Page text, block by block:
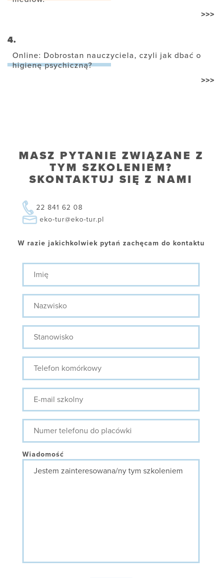
>>>
4.
Online: Dobrostan nauczyciela, czyli jak dbać o
higienę psychiczną?
>>>
MASZ PYTANIE ZWIĄZANE Z
TYM SZKOLENIEM?
SKONTAKTUJ SIĘ Z NAMI
22 841 62 08
eko-tur@eko-tur.pl
W razie jakichkolwiek pytań zachęcam do kontaktu
Imię
Nazwisko
Stanowisko
Telefon
komórkowy
E-
mail
szkolny
Numer
telefonu
do
Wiadomość